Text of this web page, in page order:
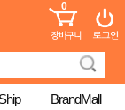
0
BrandMall